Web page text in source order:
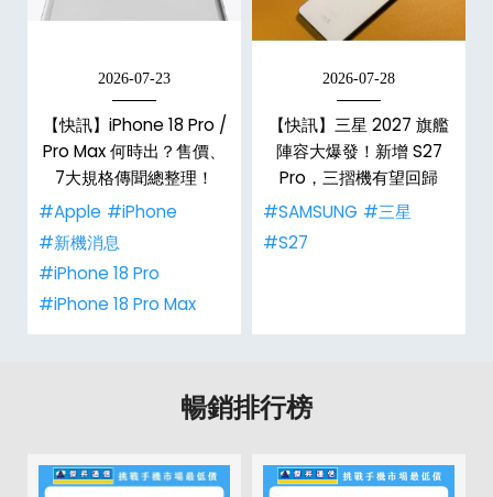
2026-07-23
【快訊】iPhone 18 Pro /
Pro Max 何時出？售價、
7大規格傳聞總整理！
#Apple #iPhone
#新機消息
#iPhone 18 Pro
#iPhone 18 Pro Max
2026-07-28
【快訊】三星 2027 旗艦
陣容大爆發！新增 S27
Pro，三摺機有望回歸
#SAMSUNG #三星
#S27
暢銷排行榜